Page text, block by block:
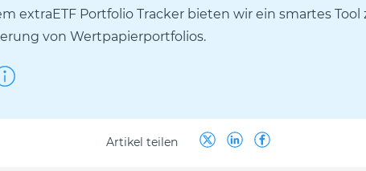
extraETF Portfolio Tracker bieten wir ein smartes Tool
von Wertpapierportfolios.
Artikel teilen